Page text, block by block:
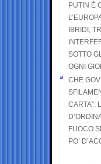
PUTIN È
IBRIDI,
SOTTO
OGNI
CHE
CARTA”.
FUOCO
PO’